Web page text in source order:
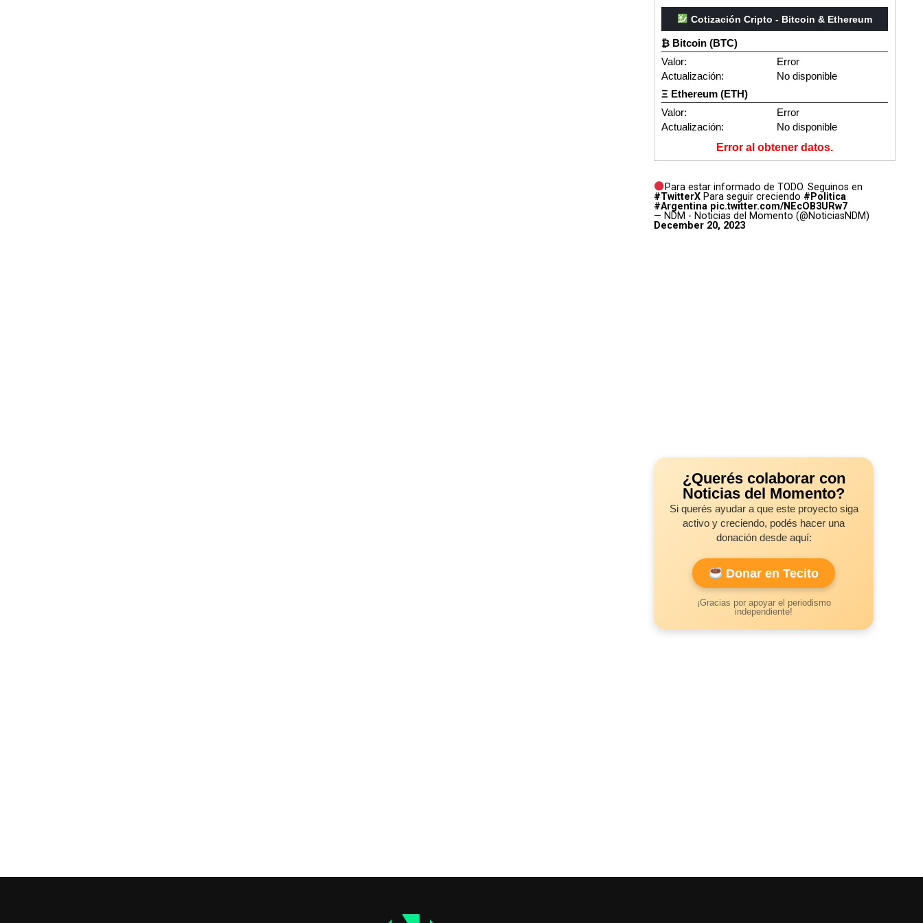
Cotización Cripto - Bitcoin & Ethereum
₿ Bitcoin (BTC)
Valor:
Error
Actualización:
No disponible
Ξ Ethereum (ETH)
Valor:
Error
Actualización:
No disponible
Error al obtener datos.
Para estar informado de TODO. Seguinos en
#TwitterX Para seguir creciendo #Politica
#Argentina pic.twitter.com/NEcOB3URw7
— NDM - Noticias del Momento (@NoticiasNDM)
December 20, 2023
¿Querés colaborar con
Noticias del Momento?
Si querés ayudar a que este proyecto siga
activo y creciendo, podés hacer una
donación desde aquí:
Donar en Tecito
¡Gracias por apoyar el periodismo
independiente!